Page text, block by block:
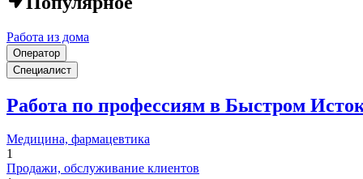
Работа из дома
Оператор
Специалист
Работа по профессиям в Быстром
Медицина, фармацевтика
1
Продажи, обслуживание клиентов